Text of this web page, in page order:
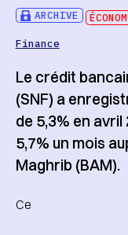
ARCHIVE
Finance
Le crédit
(SNF) a
de 5,3% en
5,7% un mois
Maghrib (BAM).
Ce